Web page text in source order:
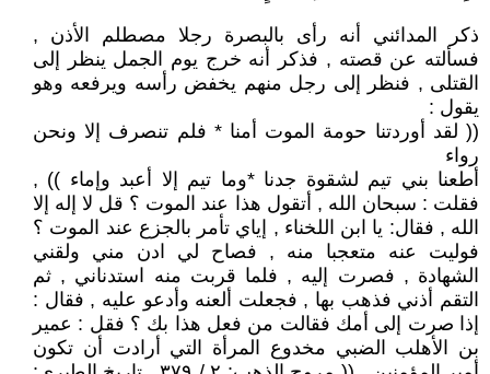
ذكر المدائني أنه رأى بالبصرة رجلا مصطلم الأذن ,
فسألته عن قصته , فذكر أنه خرج يوم الجمل ينظر إلى
القتلى , فنظر إلى رجل منهم يخفض رأسه ويرفعه وهو
يقول :
(( لقد أوردتنا حومة الموت أمنا * فلم تنصرف إلا ونحن
رواء
أطعنا بني تيم لشقوة جدنا *وما تيم إلا أعبد وإماء )) ,
فقلت : سبحان الله , أتقول هذا عند الموت ؟ قل لا إله إلا
الله , فقال: يا ابن اللخناء , إياي تأمر بالجزع عند الموت ؟
فوليت عنه متعجبا منه , فصاح لي ادن مني ولقني
الشهادة , فصرت إليه , فلما قربت منه استدناني , ثم
التقم أذني فذهب بها , فجعلت ألعنه وأدعو عليه , فقال :
إذا صرت إلى أمك فقالت من فعل هذا بك ؟ فقل : عمير
بن الأهلب الضبي مخدوع المرأة التي أرادت أن تكون